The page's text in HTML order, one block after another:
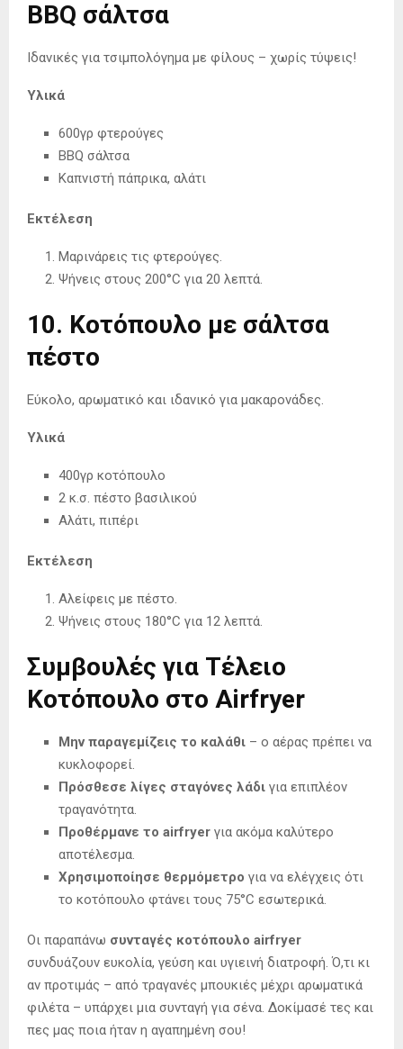
BBQ σάλτσα
Ιδανικές για τσιμπολόγημα με φίλους – χωρίς τύψεις!
Υλικά
600γρ φτερούγες
BBQ σάλτσα
Καπνιστή πάπρικα, αλάτι
Εκτέλεση
Μαρινάρεις τις φτερούγες.
Ψήνεις στους 200°C για 20 λεπτά.
10. Κοτόπουλο με σάλτσα
πέστο
Εύκολο, αρωματικό και ιδανικό για μακαρονάδες.
Υλικά
400γρ κοτόπουλο
2 κ.σ. πέστο βασιλικού
Αλάτι, πιπέρι
Εκτέλεση
Αλείφεις με πέστο.
Ψήνεις στους 180°C για 12 λεπτά.
Συμβουλές για Τέλειο
Κοτόπουλο στο Airfryer
Μην παραγεμίζεις το καλάθι – ο αέρας πρέπει να
κυκλοφορεί.
Πρόσθεσε λίγες σταγόνες λάδι για επιπλέον
τραγανότητα.
Προθέρμανε το airfryer για ακόμα καλύτερο
αποτέλεσμα.
Χρησιμοποίησε θερμόμετρο για να ελέγχεις ότι
το κοτόπουλο φτάνει τους 75°C εσωτερικά.
Οι παραπάνω συνταγές κοτόπουλο airfryer
συνδυάζουν ευκολία, γεύση και υγιεινή διατροφή. Ό,τι κι
αν προτιμάς – από τραγανές μπουκιές μέχρι αρωματικά
φιλέτα – υπάρχει μια συνταγή για σένα. Δοκίμασέ τες και
πες μας ποια ήταν η αγαπημένη σου!